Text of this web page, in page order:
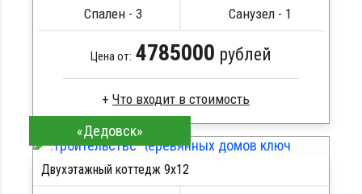
Металлические сваи 108 диаметр
Спален - 3 Санузел - 1
Цена от: 4785000 рублей
Брус камерной сушки
Стропила, балки 50х200 мм
Кровля металлочерепица
ПОДРОБНЕЕ
«Дедовск»
Двухэтажный коттедж 9х12